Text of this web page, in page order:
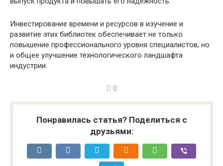
Инвестирование времени и ресурсов в изучение и
развитие этих библиотек обеспечивает не только
повышение профессионального уровня специалистов, но
и общее улучшение технологического ландшафта
индустрии.
0
Понравилась статья? Поделиться с
друзьями: